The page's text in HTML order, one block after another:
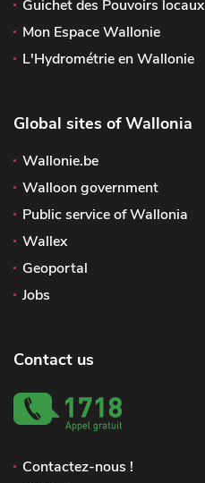
Guichet des Pouvoirs locaux
Mon Espace Wallonie
L'Hydrométrie en Wallonie
Global sites of Wallonia
Wallonie.be
Walloon government
Public service of Wallonia
Wallex
Geoportal
Jobs
Contact us
Contactez-nous !